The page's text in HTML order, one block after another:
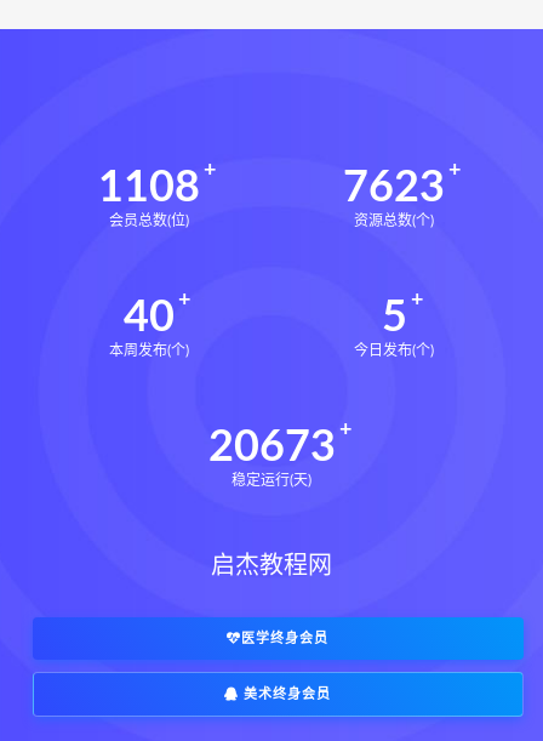
1108
会员总数(位)
7623
资源总数(个)
40
本周发布(个)
5
今日发布(个)
20673
稳定运行(天)
启杰教程网
医学终身会员
美术终身会员